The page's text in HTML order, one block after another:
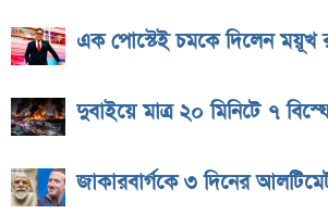
এক পোস্টেই চমকে দিলেন ময়ূখ
দুবাইয়ে মাত্র ২০ মিনিটে ৭
জাকারবার্গকে ৩ দিনের